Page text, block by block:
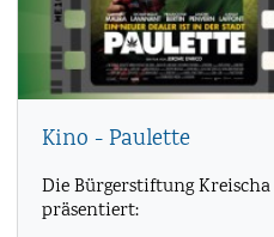
Kino - Paulette
Die Bürgerstiftung
präsentiert: